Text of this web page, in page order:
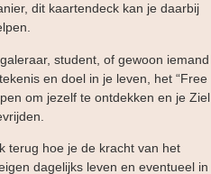
dit kaartendeck kan je daarbij
student, of gewoon iemand
en doel in je leven, het “Free
om jezelf te ontdekken en je Ziel
terug hoe je de kracht van het
dagelijks leven en eventueel in